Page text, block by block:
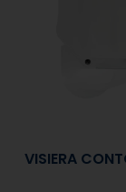
VISIERA